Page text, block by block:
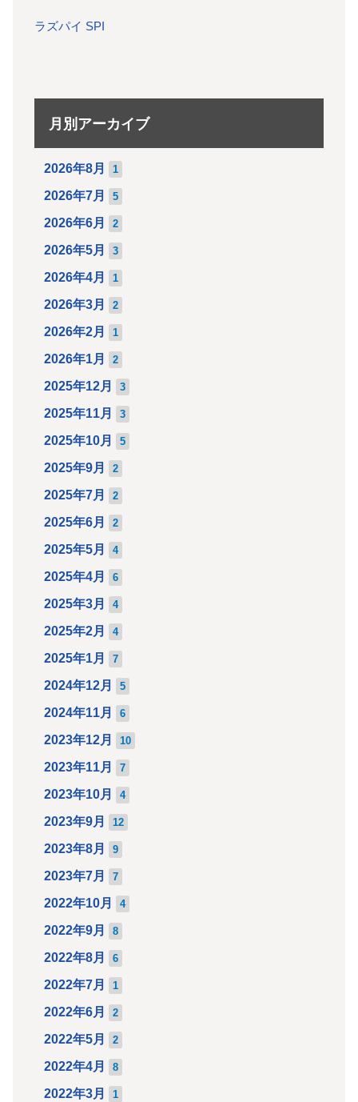
ラズパイ SPI
月別アーカイブ
2026年8月 1
2026年7月 5
2026年6月 2
2026年5月 3
2026年4月 1
2026年3月 2
2026年2月 1
2026年1月 2
2025年12月 3
2025年11月 3
2025年10月 5
2025年9月 2
2025年7月 2
2025年6月 2
2025年5月 4
2025年4月 6
2025年3月 4
2025年2月 4
2025年1月 7
2024年12月 5
2024年11月 6
2023年12月 10
2023年11月 7
2023年10月 4
2023年9月 12
2023年8月 9
2023年7月 7
2022年10月 4
2022年9月 8
2022年8月 6
2022年7月 1
2022年6月 2
2022年5月 2
2022年4月 8
2022年3月 1